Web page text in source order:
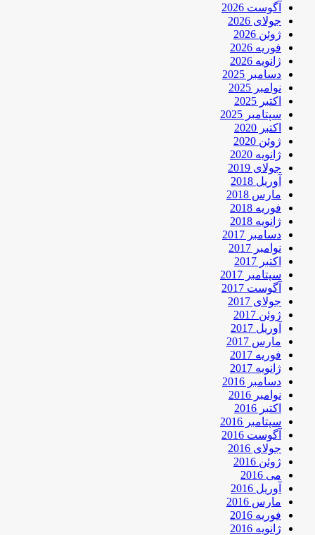
آگوست 2026
جولای 2026
ژوئن 2026
فوریه 2026
ژانویه 2026
دسامبر 2025
نوامبر 2025
اکتبر 2025
سپتامبر 2025
اکتبر 2020
ژوئن 2020
ژانویه 2020
جولای 2019
آوریل 2018
مارس 2018
فوریه 2018
ژانویه 2018
دسامبر 2017
نوامبر 2017
اکتبر 2017
سپتامبر 2017
آگوست 2017
جولای 2017
ژوئن 2017
آوریل 2017
مارس 2017
فوریه 2017
ژانویه 2017
دسامبر 2016
نوامبر 2016
اکتبر 2016
سپتامبر 2016
آگوست 2016
جولای 2016
ژوئن 2016
می 2016
آوریل 2016
مارس 2016
فوریه 2016
ژانویه 2016